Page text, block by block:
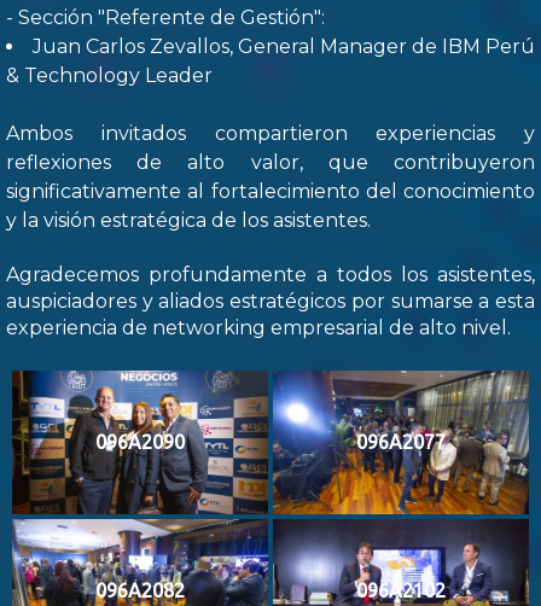
- Sección "Referente de Gestión":
Juan Carlos Zevallos, General Manager de IBM Perú
& Technology Leader
Ambos invitados compartieron experiencias y
reflexiones de alto valor, que contribuyeron
significativamente al fortalecimiento del conocimiento
y la visión estratégica de los asistentes.
Agradecemos profundamente a todos los asistentes,
auspiciadores y aliados estratégicos por sumarse a esta
experiencia de networking empresarial de alto nivel.
096A2090 096A2077
096A2082 096A2102